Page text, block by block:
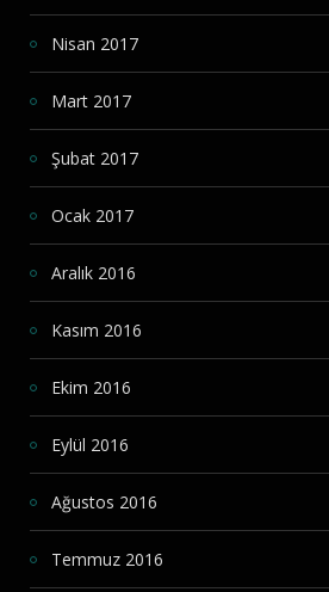
Nisan 2017
Mart 2017
Şubat 2017
Ocak 2017
Aralık 2016
Kasım 2016
Ekim 2016
Eylül 2016
Ağustos 2016
Temmuz 2016